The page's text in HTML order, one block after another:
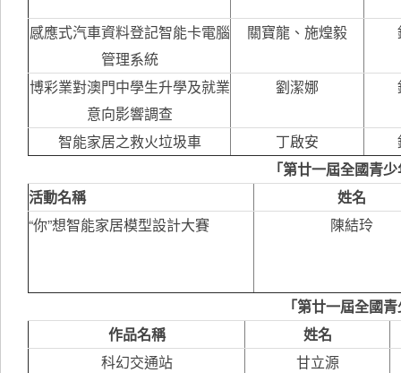
感應式汽車資料登記智能卡電腦
管理系統
關寶龍、施煌毅
博彩業對澳門中學生升學及就業
意向影響調查
劉潔娜
智能家居之救火垃圾車 丁啟安
「第廿一屆全國青
活動名稱
姓名
“你”想智能家居模型設計大賽
陳結玲
「第廿一屆全國
作品名稱
姓名
科幻交通站
甘立源